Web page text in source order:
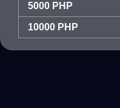
5000 PHP
10000 PHP